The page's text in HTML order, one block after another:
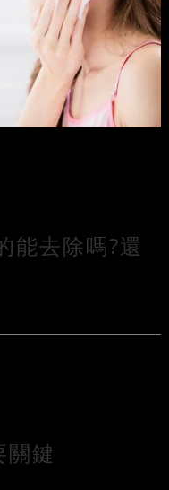
能去除嗎?還
關鍵